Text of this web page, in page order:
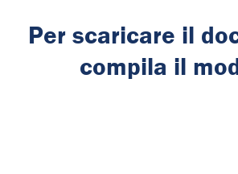
Per scaricare il
compila il